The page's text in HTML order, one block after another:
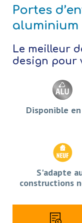
Portes
aluminium
Le meilleur
design pour
Disponible en
S'adapte
constructions